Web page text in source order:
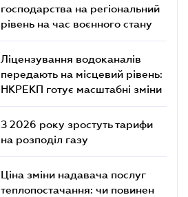
господарства на регіональний
рівень на час воєнного стану
Ліцензування водоканалів
передають на місцевий рівень:
НКРЕКП готує масштабні зміни
З 2026 року зростуть тарифи
на розподіл газу
Ціна зміни надавача послуг
теплопостачання: чи повинен